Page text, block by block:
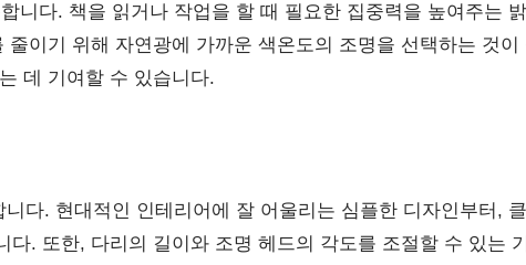
니다. 책을 읽거나 작업을 할 때 필요한 집중력을 높여주는
이기 위해 자연광에 가까운 색온도의 조명을 선택하는 것이
데 기여할 수 있습니다.
다. 현대적인 인테리어에 잘 어울리는 심플한 디자인부터,
다. 또한, 다리의 길이와 조명 헤드의 각도를 조절할 수 있는